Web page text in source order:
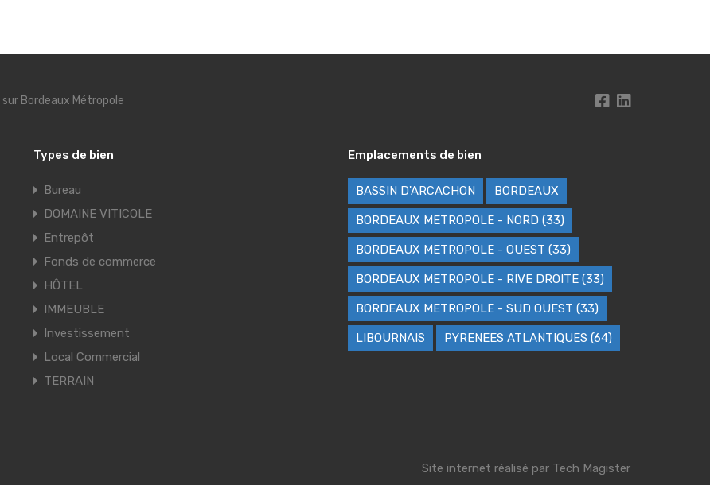
Bordeaux Métropole
Types de bien
Bureau
DOMAINE VITICOLE
Entrepôt
Fonds de commerce
HÔTEL
IMMEUBLE
Investissement
Local Commercial
TERRAIN
Emplacements de bien
BASSIN D'ARCACHON BORDEAUX
BORDEAUX METROPOLE - NORD (33)
BORDEAUX METROPOLE - OUEST (33)
BORDEAUX METROPOLE - RIVE DROITE (33)
BORDEAUX METROPOLE - SUD OUEST (33)
LIBOURNAIS PYRENEES ATLANTIQUES (64)
Site internet réalisé par Tech Magister